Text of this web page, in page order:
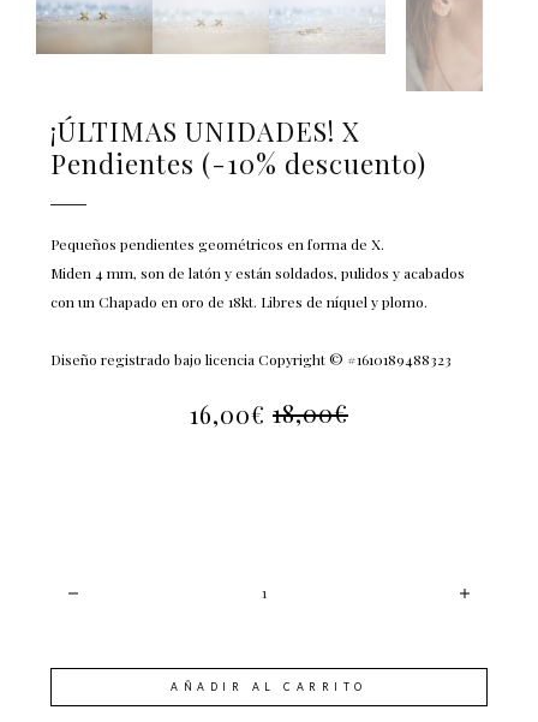
¡ÚLTIMAS UNIDADES! X
Pendientes (-10% descuento)
Pequeños pendientes geométricos en forma de X.
Miden 4 mm, son de latón y están soldados, pulidos y acabados
con un Chapado en oro de 18kt. Libres de níquel y plomo.
Diseño registrado bajo licencia Copyright © #1610189488323
18,00€
EL
16,00€
EL
AÑADIR AL CARRITO